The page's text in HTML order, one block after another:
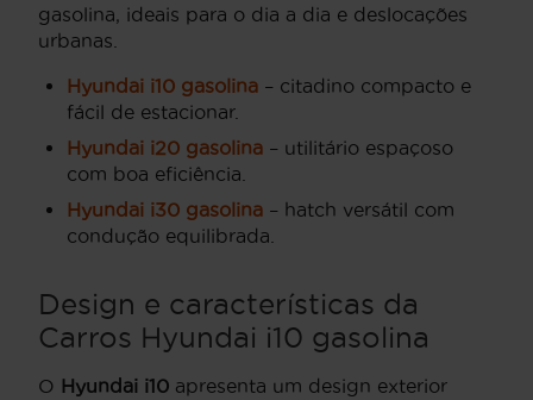
gasolina, ideais para o dia a dia e deslocações
urbanas.
Hyundai i10 gasolina – citadino compacto e
fácil de estacionar.
Hyundai i20 gasolina – utilitário espaçoso
com boa eficiência.
Hyundai i30 gasolina – hatch versátil com
condução equilibrada.
Design e características da
Carros Hyundai i10 gasolina
O Hyundai i10 apresenta um design exterior